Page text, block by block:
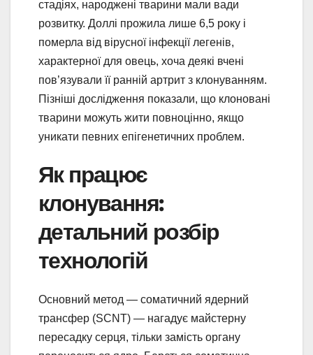
стадіях, народжені тварини мали вади
розвитку. Доллі прожила лише 6,5 року і
померла від вірусної інфекції легенів,
характерної для овець, хоча деякі вчені
пов’язували її ранній артрит з клонуванням.
Пізніші дослідження показали, що клоновані
тварини можуть жити повноцінно, якщо
уникати певних епігенетичних проблем.
Як працює
клонування:
детальний розбір
технологій
Основний метод — соматичний ядерний
трансфер (SCNT) — нагадує майстерну
пересадку серця, тільки замість органу